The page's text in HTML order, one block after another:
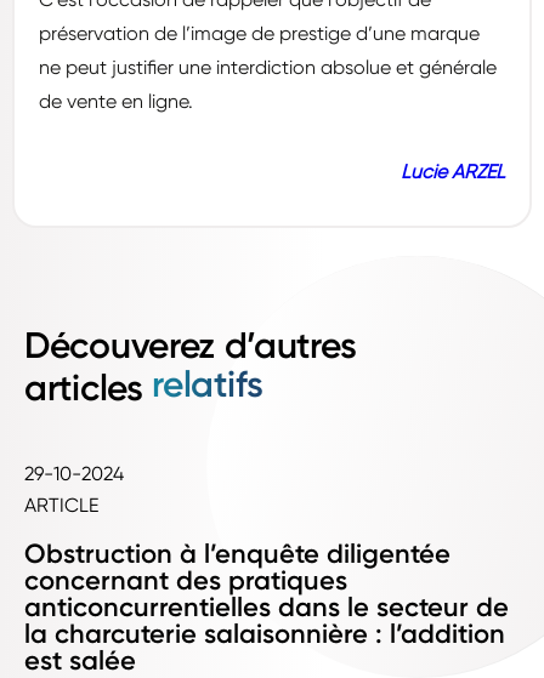
préservation de l’image de prestige d’une marque
ne peut justifier une interdiction absolue et générale
de vente en ligne.
Lucie ARZEL
Découverez d’autres
articles relatifs
29-10-2024
ARTICLE
Obstruction à l’enquête diligentée
concernant des pratiques
anticoncurrentielles dans le secteur de
la charcuterie salaisonnière : l’addition
est salée